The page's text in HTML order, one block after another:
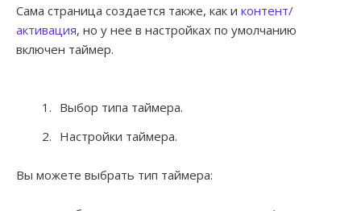
Сама страница создается также, как и контент/
активация, но у нее в настройках по умолчанию
включен таймер.
Выбор типа таймера.
Настройки таймера.
Вы можете выбрать тип таймера: